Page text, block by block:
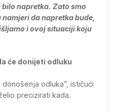
bilo napretka. Zato smo
da napretka bude,
i ovoj situaciji koju
će donijeti odluku
odluka”, ističući
precizirati kada.